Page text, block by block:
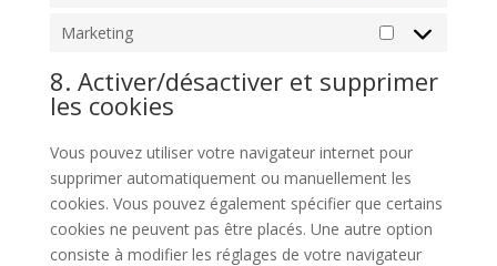
Marketing
Marketing
8. Activer/désactiver et supprimer
les cookies
Vous pouvez utiliser votre navigateur internet pour
supprimer automatiquement ou manuellement les
cookies. Vous pouvez également spécifier que certains
cookies ne peuvent pas être placés. Une autre option
consiste à modifier les réglages de votre navigateur